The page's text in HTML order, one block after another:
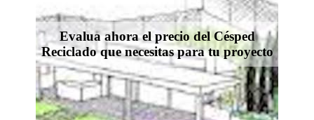
Evalua ahora el precio del Césped
Reciclado que necesitas para tu proyecto